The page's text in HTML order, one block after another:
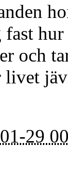
fast
och
29